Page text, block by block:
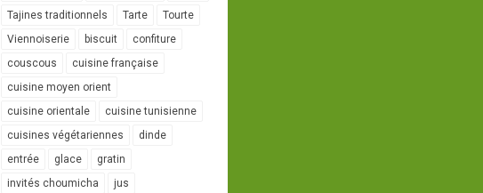
Tajines traditionnels
Tarte
Tourte
Viennoiserie
biscuit
confiture
couscous
cuisine française
cuisine moyen orient
cuisine orientale
cuisine tunisienne
cuisines végétariennes
dinde
entrée
glace
gratin
invités choumicha
jus